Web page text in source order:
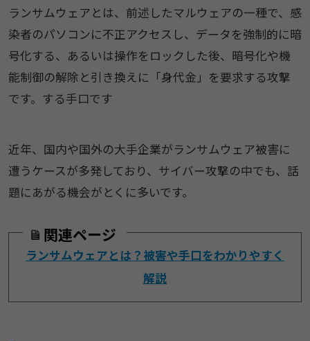
ランサムウェアとは、前述したマルウェアの一種で、感
染者のパソコンに不正アクセスし、データを強制的に暗
号化する、あるいは操作をロックした後、暗号化や機
能制御の解除と引き換えに「身代金」を要求する攻撃
です。する手口です
近年、国内や国外の大手企業がランサムウェア被害に
遭うケースが多発しており、サイバー攻撃の中でも、話
題にあがる機会がとくに多いです。
関連ページ
ランサムウェアとは？被害や手口をわかりやすく
解説